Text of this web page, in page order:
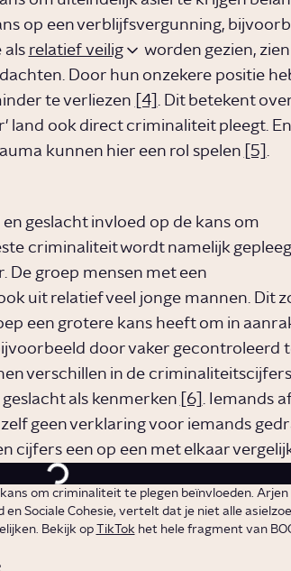
op een verblijfsvergunning,
als relatief veilig
worden gezien, zien
Door hun onzekere positie
te verliezen
[4] . Dit betekent
land ook direct criminaliteit pleegt.
kunnen hier een rol spelen
[5] .
geslacht invloed op de kans om
criminaliteit wordt namelijk
De groep mensen met een
uit relatief veel jonge mannen. Dit
een grotere kans heeft om in
door vaker gecontroleerd
verschillen in de criminaliteitscijfers
als kenmerken
[6] . Iemands
geen verklaring voor iemands
cijfers een op een met elkaar
om criminaliteit te plegen beïnvloeden. Arjen
Sociale Cohesie, vertelt dat je niet alle
Bekijk op
TikTokhet hele fragment van